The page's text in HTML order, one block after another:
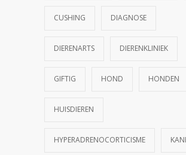
CUSHING DIAGNOSE
DIERENARTS DIERENKLINIEK
GIFTIG HOND HONDEN
HUISDIEREN
HYPERADRENOCORTICISME